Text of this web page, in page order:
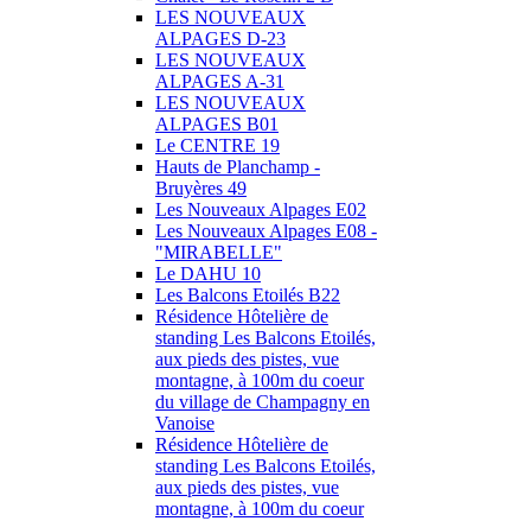
LES NOUVEAUX
ALPAGES D-23
LES NOUVEAUX
ALPAGES A-31
LES NOUVEAUX
ALPAGES B01
Le CENTRE 19
Hauts de Planchamp -
Bruyères 49
Les Nouveaux Alpages E02
Les Nouveaux Alpages E08 -
"MIRABELLE"
Le DAHU 10
Les Balcons Etoilés B22
Résidence Hôtelière de
standing Les Balcons Etoilés,
aux pieds des pistes, vue
montagne, à 100m du coeur
du village de Champagny en
Vanoise
Résidence Hôtelière de
standing Les Balcons Etoilés,
aux pieds des pistes, vue
montagne, à 100m du coeur